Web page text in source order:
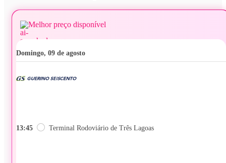
Melhor preço disponível
domingo, 09 de agosto
13:45 Terminal Rodoviário de Três Lagoas